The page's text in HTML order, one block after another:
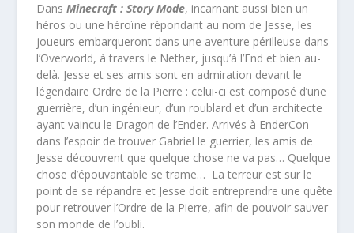
DansMinecraft : Story Mode, incarnant aussi bien un
héros ou une héroïne répondant au nom de Jesse, les
joueurs embarqueront dans une aventure périlleuse dans
l’Overworld, à travers le Nether, jusqu’à l’End et bien au-
delà. Jesse et ses amis sont en admiration devant le
légendaire Ordre de la Pierre : celui-ci est composé d’une
guerrière, d’un ingénieur, d’un roublard et d’un architecte
ayant vaincu le Dragon de l’Ender. Arrivés à EnderCon
dans l’espoir de trouver Gabriel le guerrier, les amis de
Jesse découvrent que quelque chose ne va pas… Quelque
chose d’épouvantable se trame… La terreur est sur le
point de se répandre et Jesse doit entreprendre une quête
pour retrouver l’Ordre de la Pierre, afin de pouvoir sauver
son monde de l’oubli.